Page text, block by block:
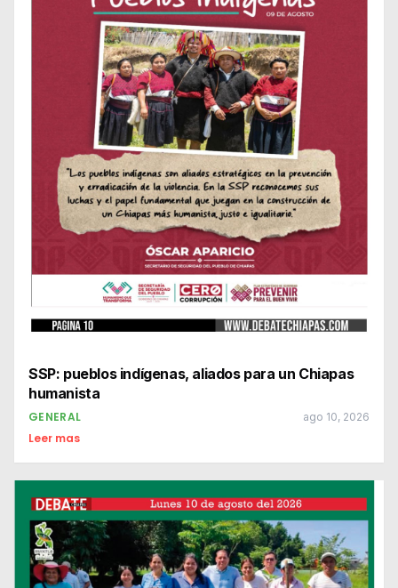
SSP: pueblos indígenas, aliados para un Chiapas
humanista
GENERAL ago 10, 2026
Leer mas